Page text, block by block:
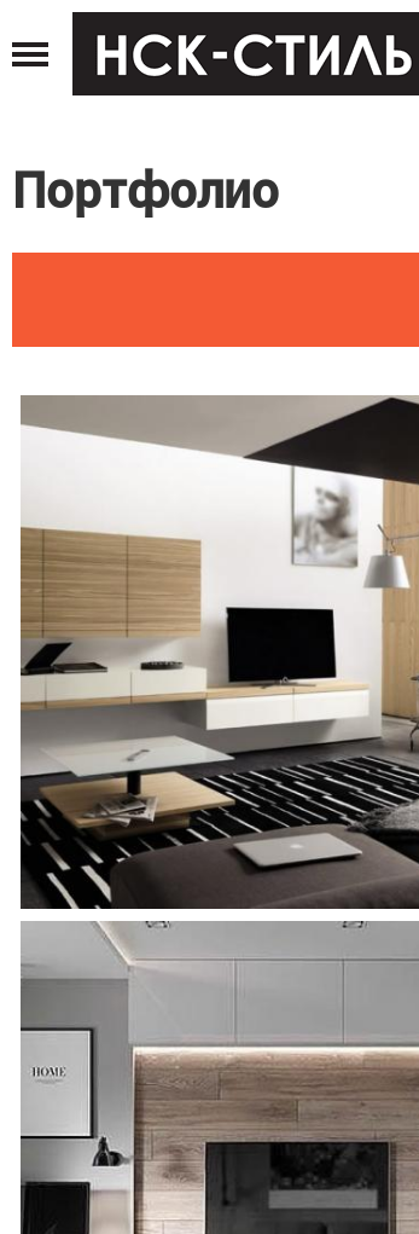
to
navigation
Портфолио